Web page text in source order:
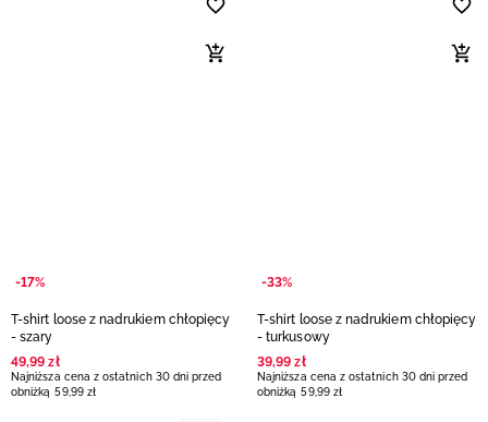
-17%
T-shirt loose z nadrukiem chłopięcy
- szary
49,99 zł
Najniższa cena z ostatnich 30 dni przed
obniżką 59,99 zł
-33%
T-shirt loose z nadrukiem chłopięcy
- turkusowy
39,99 zł
Najniższa cena z ostatnich 30 dni przed
obniżką 59,99 zł